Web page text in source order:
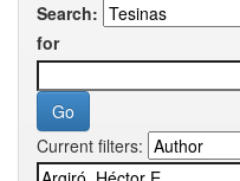
Search:
for
Current filters: